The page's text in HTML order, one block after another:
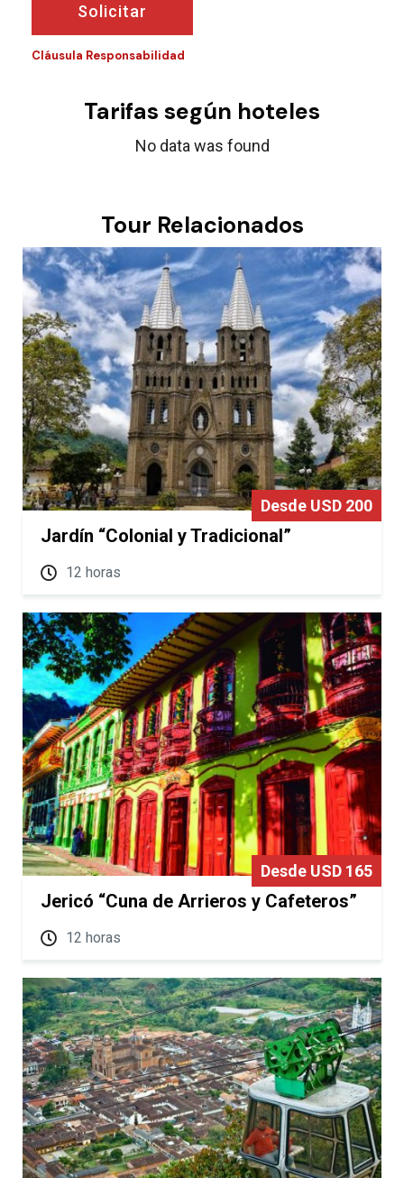
Solicitar
Cláusula Responsabilidad
Tarifas según hoteles
No data was found
Tour Relacionados
Desde USD 200
Jardín “Colonial y Tradicional”
12 horas
Desde USD 165
Jericó “Cuna de Arrieros y Cafeteros”
12 horas